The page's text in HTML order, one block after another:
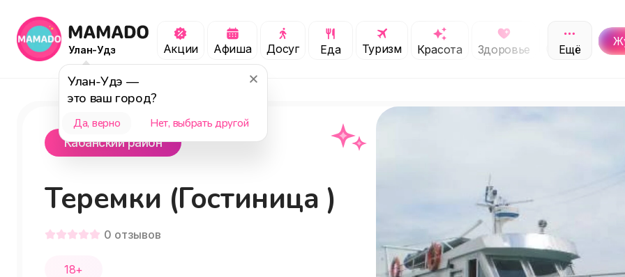
Улан-Удэ
Улан-Удэ —
это ваш город?
Да, верно Нет, выбрать другой
Акции Афиша Досуг Еда Туризм Красота Здоровье Обучение
Ещё
Кабанский район
Теремки (Гостиница )
0 отзывов
18+